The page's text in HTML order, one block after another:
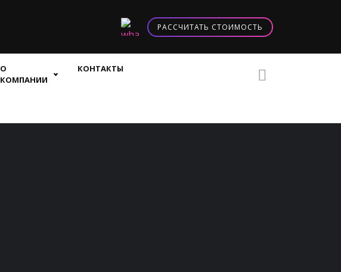
РАССЧИТАТЬ СТОИМОСТЬ
О
КОМПАНИИ
КОНТАКТЫ